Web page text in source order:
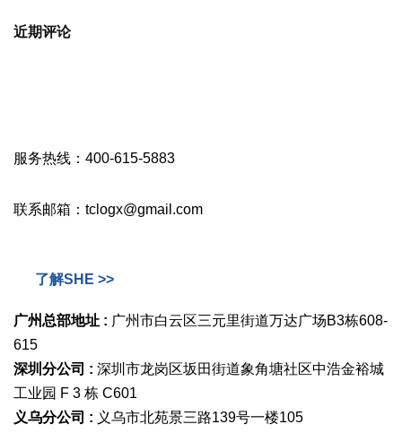
近期评论
服务热线：400-615-5883
联系邮箱：tclogx@gmail.com
了解SHE >>
广州总部地址 : 广州市白云区三元里街道万达广场B3栋608-
615
深圳分公司 : 深圳市龙岗区坂田街道象角塘社区中浩金裕城
工业园 F 3 栋 C601
义乌分公司 : 义乌市北苑景三路139号一楼105